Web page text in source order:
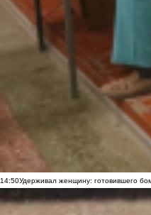
14:50Удерживал женщину: готовившего